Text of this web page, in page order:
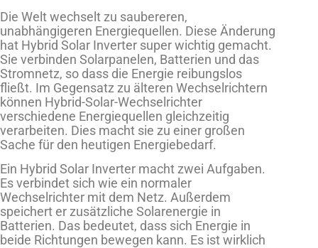
Die Welt wechselt zu saubereren,
unabhängigeren Energiequellen. Diese Änderung
hat Hybrid Solar Inverter super wichtig gemacht.
Sie verbinden Solarpanelen, Batterien und das
Stromnetz, so dass die Energie reibungslos
fließt. Im Gegensatz zu älteren Wechselrichtern
können Hybrid-Solar-Wechselrichter
verschiedene Energiequellen gleichzeitig
verarbeiten. Dies macht sie zu einer großen
Sache für den heutigen Energiebedarf.
Ein Hybrid Solar Inverter macht zwei Aufgaben.
Es verbindet sich wie ein normaler
Wechselrichter mit dem Netz. Außerdem
speichert er zusätzliche Solarenergie in
Batterien. Das bedeutet, dass sich Energie in
beide Richtungen bewegen kann. Es ist wirklich